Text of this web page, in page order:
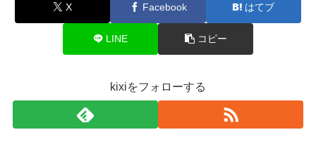
X Facebook はてブ
LINE コピー
kixiをフォローする